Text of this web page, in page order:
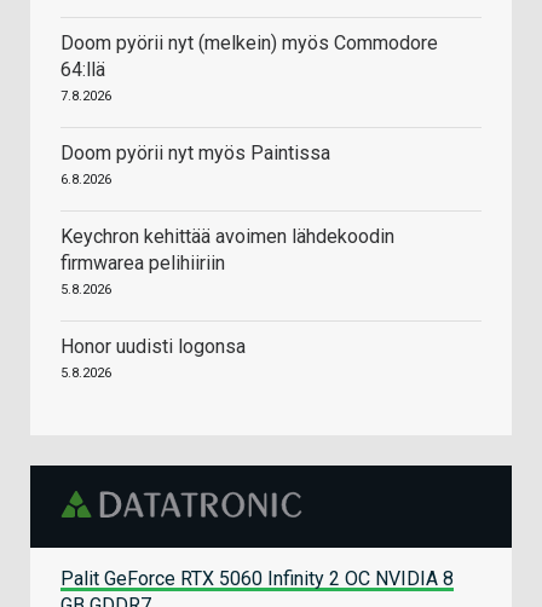
Doom pyörii nyt (melkein) myös Commodore
64:llä
7.8.2026
Doom pyörii nyt myös Paintissa
6.8.2026
Keychron kehittää avoimen lähdekoodin
firmwarea pelihiiriin
5.8.2026
Honor uudisti logonsa
5.8.2026
Palit GeForce RTX 5060 Infinity 2 OC NVIDIA 8